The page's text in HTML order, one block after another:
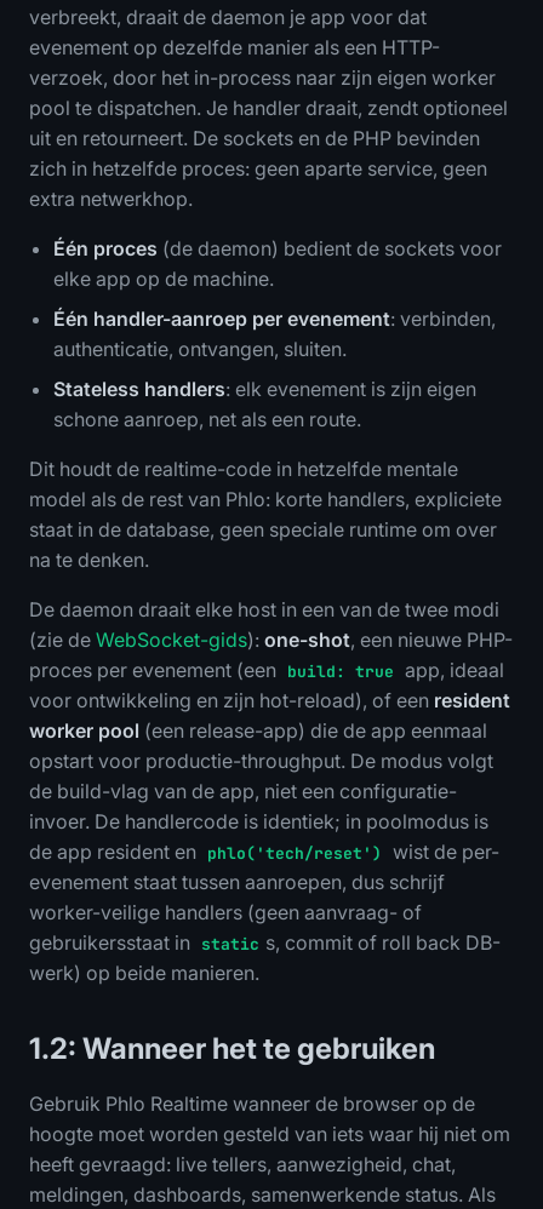
verbreekt, draait de daemon je app voor dat
evenement op dezelfde manier als een HTTP-
verzoek, door het in-process naar zijn eigen worker
pool te dispatchen. Je handler draait, zendt optioneel
uit en retourneert. De sockets en de PHP bevinden
zich in hetzelfde proces: geen aparte service, geen
extra netwerkhop.
Één proces (de daemon) bedient de sockets voor
elke app op de machine.
Één handler-aanroep per evenement: verbinden,
authenticatie, ontvangen, sluiten.
Stateless handlers: elk evenement is zijn eigen
schone aanroep, net als een route.
Dit houdt de realtime-code in hetzelfde mentale
model als de rest van Phlo: korte handlers, expliciete
staat in de database, geen speciale runtime om over
na te denken.
De daemon draait elke host in een van de twee modi
(zie de WebSocket-gids): one-shot, een nieuwe PHP-
proces per evenement (een
build: true app, ideaal
voor ontwikkeling en zijn hot-reload), of een resident
worker pool (een release-app) die de app eenmaal
opstart voor productie-throughput. De modus volgt
de build-vlag van de app, niet een configuratie-
invoer. De handlercode is identiek; in poolmodus is
de app resident en
phlo('tech/reset')
wist de per-
evenement staat tussen aanroepen, dus schrijf
worker-veilige handlers (geen aanvraag- of
gebruikersstaat in
static s, commit of roll back DB-
werk) op beide manieren.
1.2: Wanneer het te gebruiken
Gebruik Phlo Realtime wanneer de browser op de
hoogte moet worden gesteld van iets waar hij niet om
heeft gevraagd: live tellers, aanwezigheid, chat,
meldingen, dashboards, samenwerkende status. Als